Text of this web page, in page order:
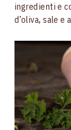
ingredienti e
d’oliva, sale e